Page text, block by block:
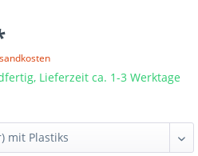
Lieferzeit ca. 1-3 Werktage